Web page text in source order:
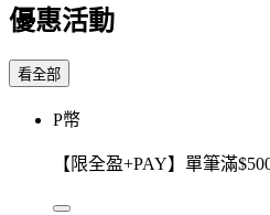
優惠活動
看全部
P幣
【限全盈+PAY】單筆滿